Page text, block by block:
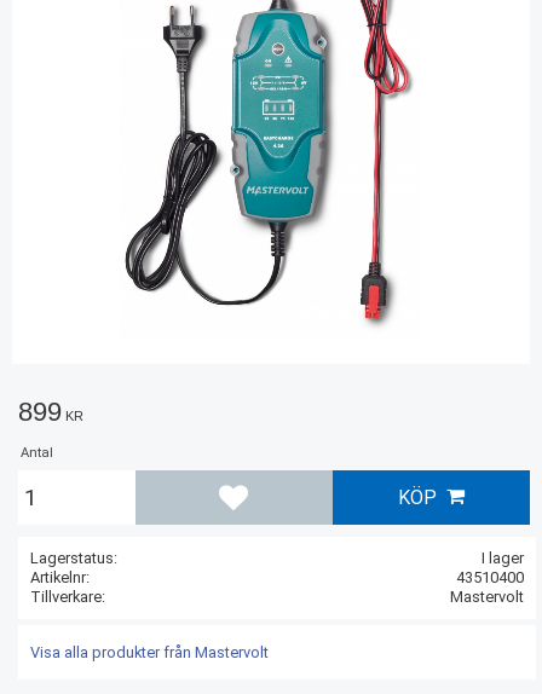
899 KR
Antal
KÖP
Lägg till i favoriter
Lagerstatus
I lager
Artikelnr
43510400
Tillverkare
Mastervolt
Visa alla produkter från Mastervolt